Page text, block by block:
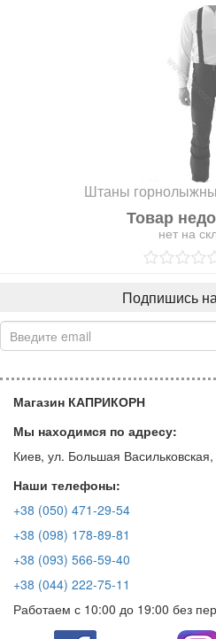
Штаны
Товар
нет на
Подпишись
Магазин КАПРИКОРН
Мы находимся по адресу:
Киев, ул. Большая
Наши телефоны:
+38 (050) 471-29-54
+38 (098) 178-89-81
+38 (093) 566-59-40
+38 (044) 222-75-11
Работаем с 10:00 до 19:00 без